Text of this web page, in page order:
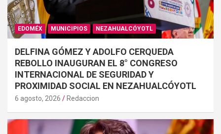
EDOMÉX MUNICIPIOS NEZAHUALCÓYOTL
DELFINA GÓMEZ Y ADOLFO CERQUEDA
REBOLLO INAUGURAN EL 8° CONGRESO
INTERNACIONAL DE SEGURIDAD Y
PROXIMIDAD SOCIAL EN NEZAHUALCÓYOTL
6 agosto, 2026 Redaccion